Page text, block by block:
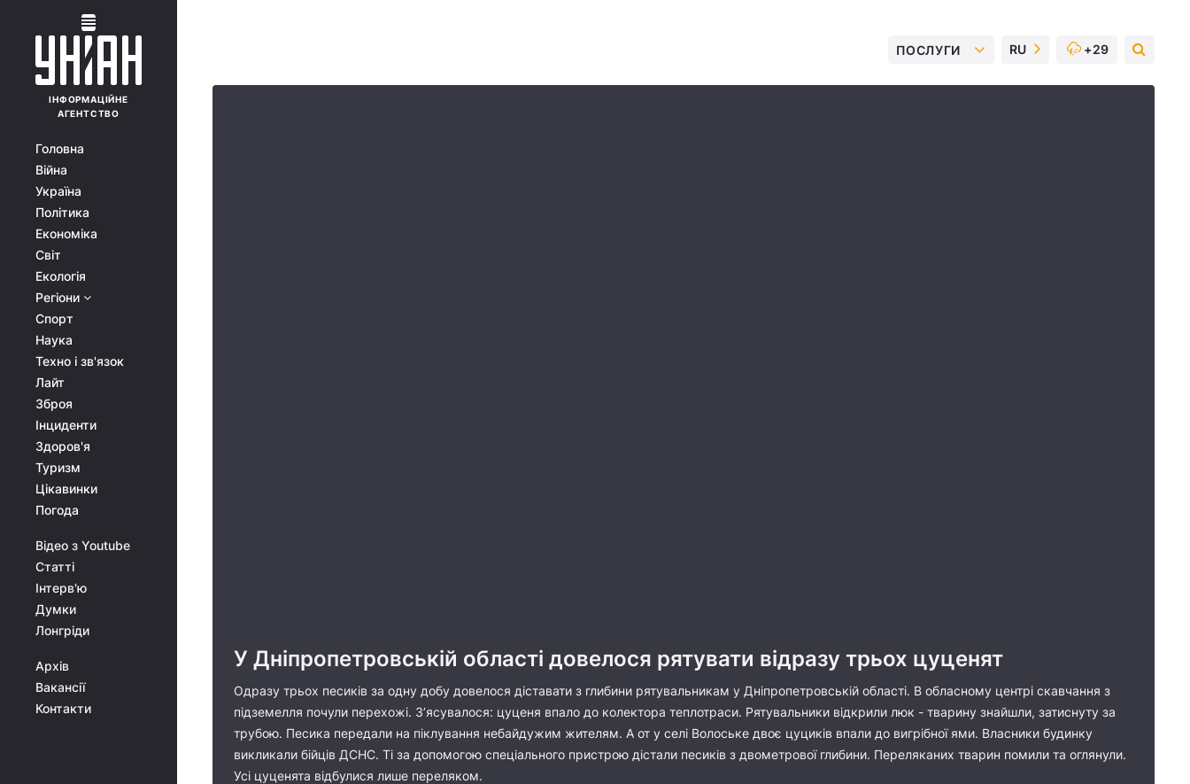
ІНФОРМАЦІЙНЕ
АГЕНТСТВО
Головна
Війна
Україна
Політика
Економіка
Світ
Екологія
Регіони
Спорт
Наука
Техно і зв'язок
Лайт
Зброя
Інциденти
Здоров'я
Туризм
Цікавинки
Погода
Відео з Youtube
Статті
Інтерв'ю
Думки
Лонгріди
Архів
Вакансії
Контакти
ПОСЛУГИ RU +29
У Дніпропетровській області довелося рятувати відразу трьох цуценят
Одразу трьох песиків за одну добу довелося діставати з глибини рятувальникам у Дніпропетровській області. В обласному центрі скавчання з
підземелля почули перехожі. З’ясувалося: цуценя впало до колектора теплотраси. Рятувальники відкрили люк - тварину знайшли, затиснуту за
трубою. Песика передали на піклування небайдужим жителям. А от у селі Волоське двоє цуциків впали до вигрібної ями. Власники будинку
викликали бійців ДСНС. Ті за допомогою спеціального пристрою дістали песиків з двометрової глибини. Переляканих тварин помили та оглянули.
Усі цуценята відбулися лише переляком.